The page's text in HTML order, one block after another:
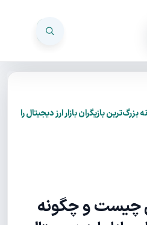
بازیگران بازار ارز دیجیتال را
چیست و چگونه